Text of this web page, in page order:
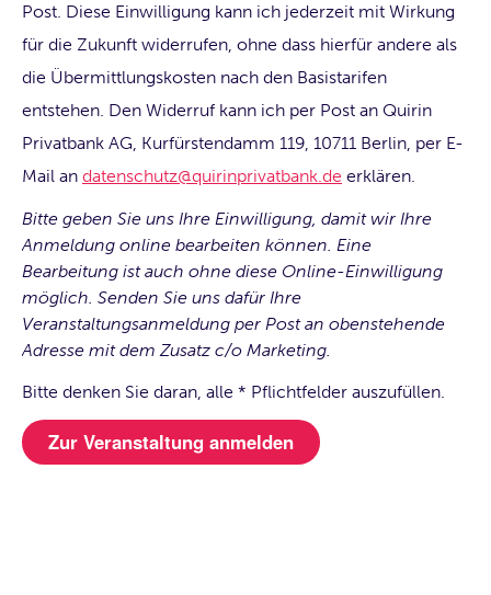
Post. Diese Einwilligung kann ich jederzeit mit Wirkung
für die Zukunft widerrufen, ohne dass hierfür andere als
die Übermittlungskosten nach den Basistarifen
entstehen. Den Widerruf kann ich per Post an Quirin
Privatbank AG, Kurfürstendamm 119, 10711 Berlin, per E-
Mail an datenschutz@quirinprivatbank.de erklären.
Bitte geben Sie uns Ihre Einwilligung, damit wir Ihre
Anmeldung online bearbeiten können. Eine
Bearbeitung ist auch ohne diese Online-Einwilligung
möglich. Senden Sie uns dafür Ihre
Veranstaltungsanmeldung per Post an obenstehende
Adresse mit dem Zusatz c/o Marketing.
Bitte denken Sie daran, alle * Pflichtfelder auszufüllen.